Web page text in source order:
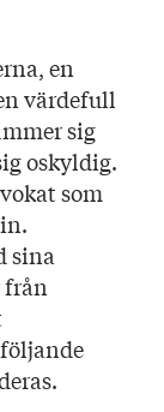
en
värdefull
sig
oskyldig.
som
sina
från